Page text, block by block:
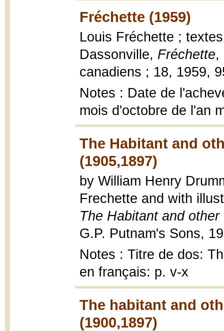
Fréchette (1959)
Louis Fréchette ;
Dassonville, Fréchette,
canadiens ; 18, 1959,
Notes : Date de
mois d'octobre de l'an
The Habitant and
(1905,1897)
by William Henry
Frechette and with
The Habitant and
G.P. Putnam's Sons,
Notes : Titre de dos:
en français: p. v-x
The habitant and
(1900,1897)